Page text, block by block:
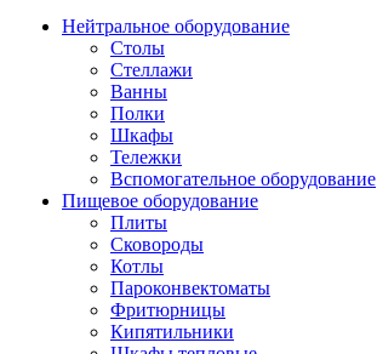
Нейтральное оборудование
Столы
Стеллажи
Ванны
Полки
Шкафы
Тележки
Вспомогательное оборудование
Пищевое оборудование
Плиты
Сковороды
Котлы
Пароконвектоматы
Фритюрницы
Кипятильники